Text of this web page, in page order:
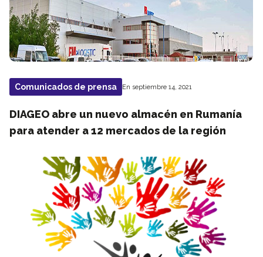
Comunicados de prensa En septiembre 14, 2021
DIAGEO abre un nuevo almacén en Rumanía
para atender a 12 mercados de la región